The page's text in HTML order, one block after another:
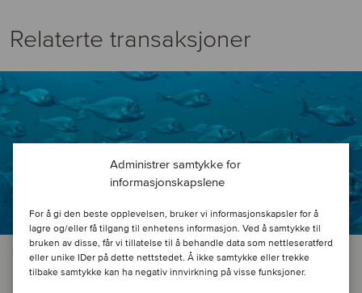
Administrer samtykke for
informasjonskapslene
For å gi den beste opplevelsen, bruker vi informasjonskapsler for å
lagre og/eller få tilgang til enhetens informasjon. Ved å samtykke til
bruken av disse, får vi tillatelse til å behandle data som nettleseratferd
eller unike IDer på dette nettstedet. Å ikke samtykke eller trekke
tilbake samtykke kan ha negativ innvirkning på visse funksjoner.
Relaterte transaksjoner
MASKINER OG KOMPONENTER
Imenco Aqua has been acquired by